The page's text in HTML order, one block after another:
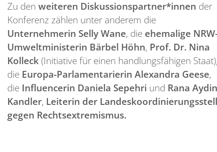
Zu den weiteren Diskussionspartner*innen der
Konferenz zählen unter anderem die
Unternehmerin Selly Wane, die ehemalige
Umweltministerin Bärbel Höhn, Prof. Dr. Nina
Kolleck(Initiative für einen handlungsfähigen
die Europa-Parlamentarierin Alexandra Geese,
die Influencerin Daniela Sepehri und Rana
Kandler, Leiterin der
gegen Rechtsextremismus.